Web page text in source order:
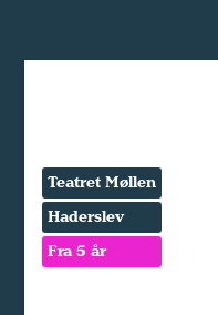
Teatret Møllen
Haderslev
Fra 5 år